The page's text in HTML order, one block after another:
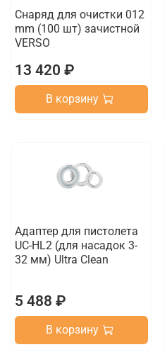
Снаряд для очистки 012
mm (100 шт) зачистной
VERSO
13 420 ₽
В корзину
Адаптер для пистолета
UC-HL2 (для насадок 3-
32 мм) Ultra Clean
5 488 ₽
В корзину